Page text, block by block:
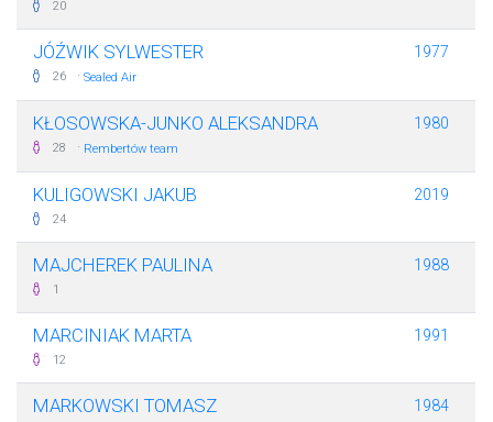
20
JÓŹWIK SYLWESTER
26 · Sealed Air
1977
KŁOSOWSKA-JUNKO ALEKSANDRA
28 · Rembertów team
1980
KULIGOWSKI JAKUB
24
2019
MAJCHEREK PAULINA
1
1988
MARCINIAK MARTA
12
1991
MARKOWSKI TOMASZ 1984